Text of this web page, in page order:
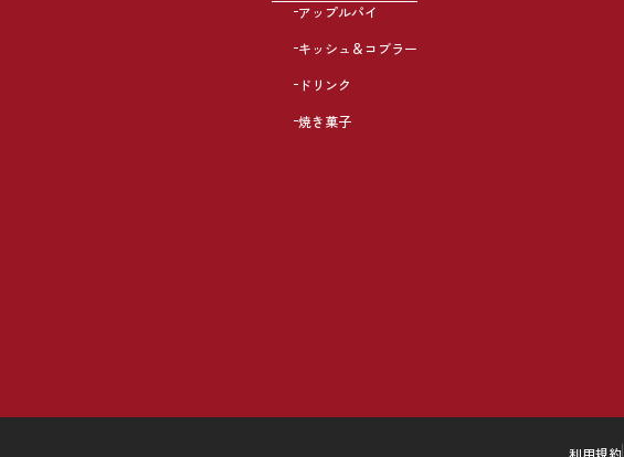
アップルパイ
キッシュ＆コブラー
ドリンク
焼き菓子
利用規約